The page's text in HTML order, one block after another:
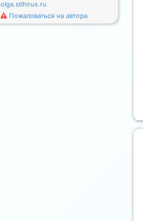
olga.stihirus.ru
Пожаловаться на автора